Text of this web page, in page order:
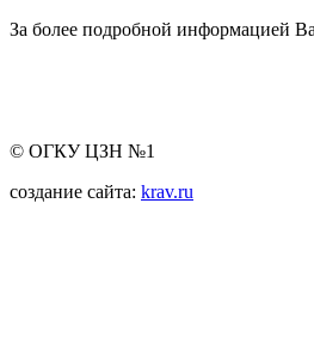
За более подробной информацией
© ОГКУ ЦЗН №1
создание сайта: krav.ru